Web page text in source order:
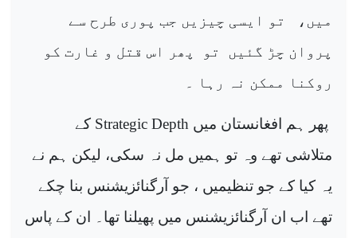
میں،
تو ایسی چیزیں جب پوری طرح سے
پروان چڑ گئیں
تو
پھر اس قتل و غارت کو
روکنا ممکن نہ رہا ۔
پھر ہم افغانستان میں Strategic Depth کے
متلاشی تھے وہ تو ہمیں مل نہ سکی، لیکن ہم نے
یہ کیا کے جو تنظیمیں ، جو آرگنائزیشنس بنا چکے
تھے اب ان آرگنائزیشنس میں پھیلنا تھا۔ ان کے پاس